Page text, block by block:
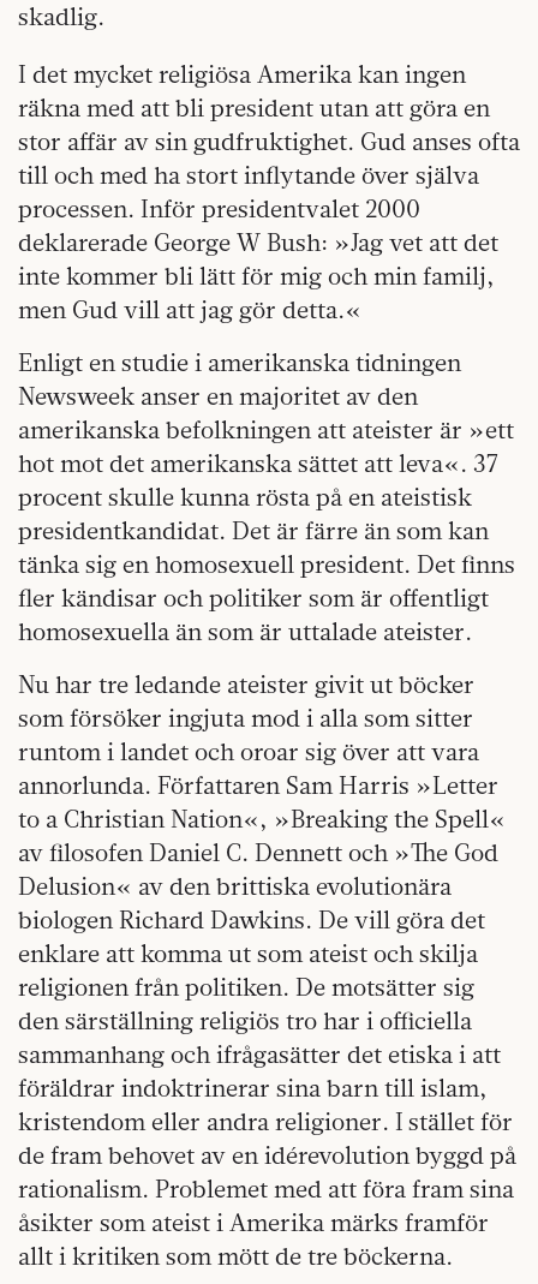
skadlig.
I det mycket religiösa Amerika kan ingen
räkna med att bli president utan att göra en
stor affär av sin gudfruktighet. Gud anses ofta
till och med ha stort inflytande över själva
processen. Inför presidentvalet 2000
deklarerade George W Bush: »Jag vet att det
inte kommer bli lätt för mig och min familj,
men Gud vill att jag gör detta.«
Enligt en studie i amerikanska tidningen
Newsweek anser en majoritet av den
amerikanska befolkningen att ateister är »ett
hot mot det amerikanska sättet att leva«. 37
procent skulle kunna rösta på en ateistisk
presidentkandidat. Det är färre än som kan
tänka sig en homosexuell president. Det finns
fler kändisar och politiker som är offentligt
homosexuella än som är uttalade ateister.
Nu har tre ledande ateister givit ut böcker
som försöker ingjuta mod i alla som sitter
runtom i landet och oroar sig över att vara
annorlunda. Författaren Sam Harris »Letter
to a Christian Nation«, »Breaking the Spell«
av filosofen Daniel C. Dennett och »The God
Delusion« av den brittiska evolutionära
biologen Richard Dawkins. De vill göra det
enklare att komma ut som ateist och skilja
religionen från politiken. De motsätter sig
den särställning religiös tro har i officiella
sammanhang och ifrågasätter det etiska i att
föräldrar indoktrinerar sina barn till islam,
kristendom eller andra religioner. I stället för
de fram behovet av en idérevolution byggd på
rationalism. Problemet med att föra fram sina
åsikter som ateist i Amerika märks framför
allt i kritiken som mött de tre böckerna.